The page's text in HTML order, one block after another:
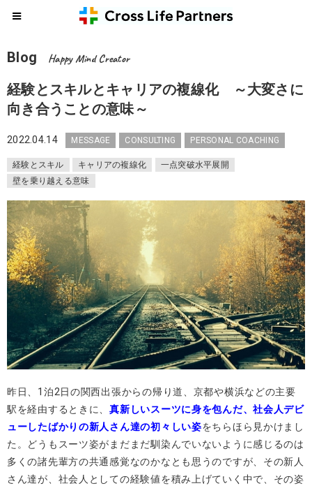
Blog Happy Mind Creator
経験とスキルとキャリアの複線化 ～大変さに
向き合うことの意味～
2022.04.14 MESSAGE CONSULTING PERSONAL COACHING
経験とスキル キャリアの複線化
一点突破水平展開
壁を乗り越える意味
昨日、1泊2日の関西出張からの帰り道、京都や横浜などの主要
駅を経由するときに、真新しいスーツに身を包んだ、社会人デビ
ューしたばかりの新人さん達の初々しい姿をちらほら見かけまし
た。どうもスーツ姿がまだまだ馴染んでいないように感じるのは
多くの諸先輩方の共通感覚なのかなとも思うのですが、その新人
さん達が、社会人としての経験値を積み上げていく中で、その姿